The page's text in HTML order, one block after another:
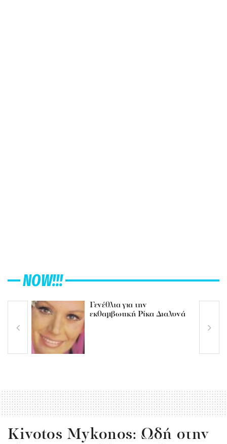
NOW!!!
Γενέθλια για την
εκθαμβωτική Ρίκα Διαλυνά
Kivotos Mykonos: Ωδή στην